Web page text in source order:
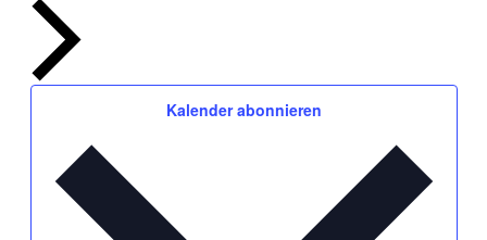
Kalender abonnieren